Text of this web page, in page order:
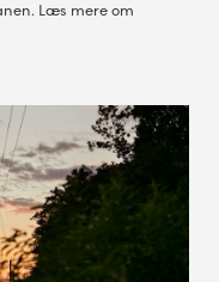
Læs mere om